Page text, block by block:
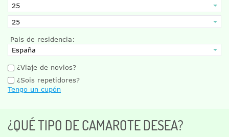
Pais de residencia:
¿Viaje de novios?
¿Sois repetidores?
Tengo un cupón
¿QUÉ TIPO DE CAMAROTE DESEA?